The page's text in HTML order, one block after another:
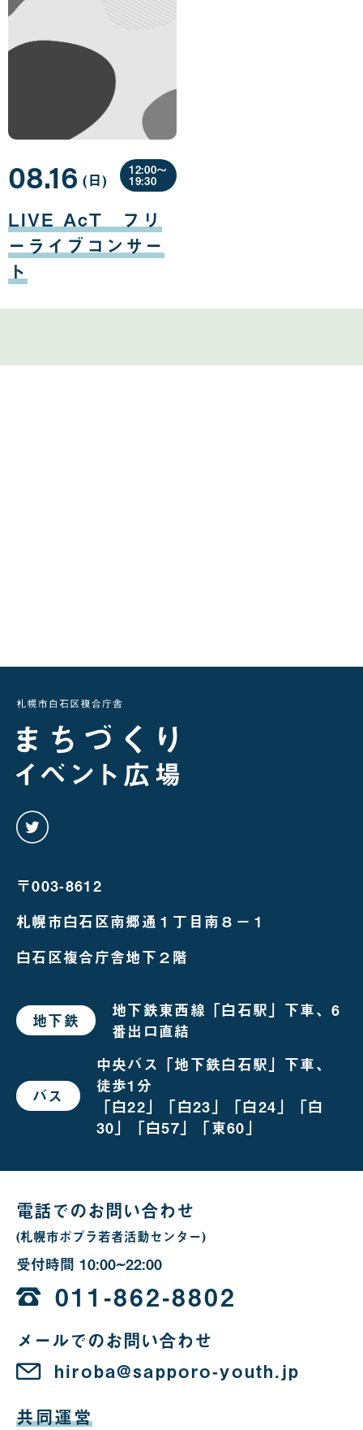
LIVE AcT フリ
ーライブコンサー
ト
08.16
月
16
日
(日曜
日
)
12:00〜
19:30
〒003-8612
札幌市白石区南郷通１丁目南８－１
白石区複合庁舎地下２階
地下鉄 で
お
場
合
地下鉄東西線「白石駅」下車、6
番出口直結
バス で
お
中央バス「地下鉄白石駅」下車、
徒歩1分
「白22」「白23」「白24」「白
30」「白57」「東60」
電話でのお問い合わせ
(札幌市ポプラ若者活動センター)
受付時間 10:00~22:00
時
か
ら
22
011-862-8802
メールでのお問い合わせ
hiroba@sapporo-youth.jp
共同運営